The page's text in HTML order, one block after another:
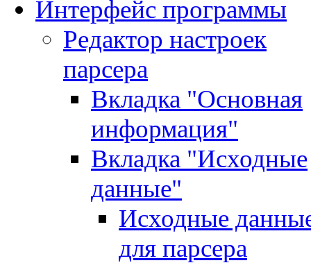
Интерфейс программы
Редактор настроек
парсера
Вкладка "Основная
информация"
Вкладка "Исходные
данные"
Исходные
для парсера